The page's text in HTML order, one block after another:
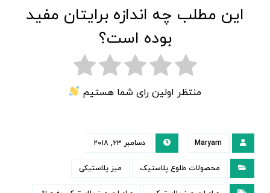
این مطلب چه اندازه برایتان مفید
بوده است؟
منتظر اولین رای شما هستیم
Maryam دسامبر ۲۳, ۲۰۱۸
محصولات طلوع پلاستیک میز پلاستیکی